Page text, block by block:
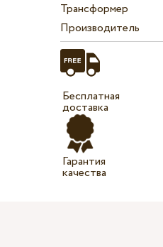
Трансформер
Производитель
Бесплатная
доставка
Гарантия
качества